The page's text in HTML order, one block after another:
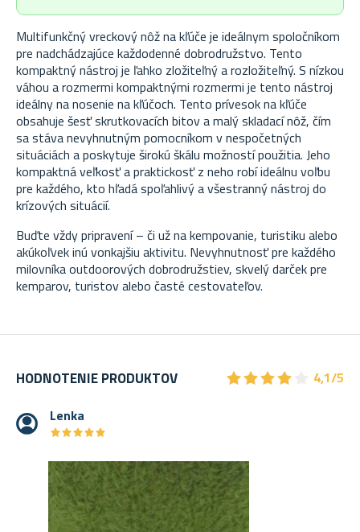
Multifunkčný vreckový nôž na kľúče je ideálnym spoločníkom
pre nadchádzajúce každodenné dobrodružstvo. Tento
kompaktný nástroj je ľahko zložiteľný a rozložiteľný. S nízkou
váhou a rozmermi kompaktnými rozmermi je tento nástroj
ideálny na nosenie na kľúčoch. Tento prívesok na kľúče
obsahuje šesť skrutkovacích bitov a malý skladací nôž, čím
sa stáva nevyhnutným pomocníkom v nespočetných
situáciách a poskytuje širokú škálu možností použitia. Jeho
kompaktná veľkosť a praktickosť z neho robí ideálnu voľbu
pre každého, kto hľadá spoľahlivý a všestranný nástroj do
krízových situácií.
Buďte vždy pripravení – či už na kempovanie, turistiku alebo
akúkoľvek inú vonkajšiu aktivitu. Nevyhnutnosť pre každého
milovníka outdoorových dobrodružstiev, skvelý darček pre
kemparov, turistov alebo časté cestovateľov.
HODNOTENIE PRODUKTOV ★★★★
★★★★
4,1/5
Lenka
★★★★★
★★★★★